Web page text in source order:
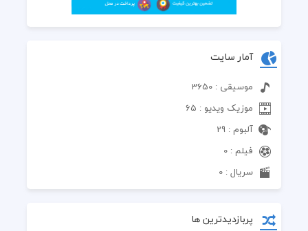
آمار سایت
موسیقی : 3650
موزیک ویدیو : 65
آلبوم : 29
فیلم : 0
سریال : 0
پربازدیدترین ها